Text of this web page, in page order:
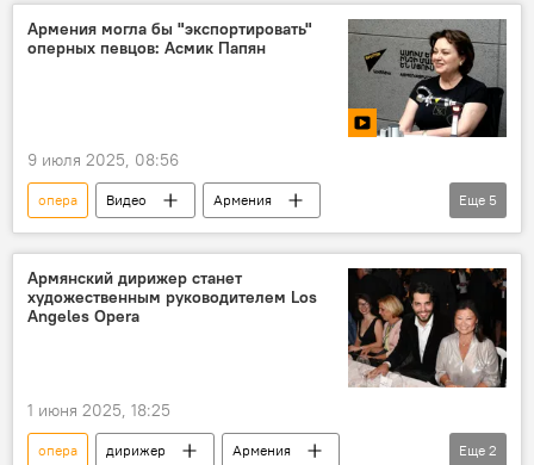
Армения могла бы "экспортировать"
оперных певцов: Асмик Папян
9 июля 2025, 08:56
опера Видео
Армения
Новости Армения
Асмик Папян
оперный театр
певец
оперная певица
Еще 5
Армянский дирижер станет
художественным руководителем Los
Angeles Opera
1 июня 2025, 18:25
опера дирижер
Армения
Еще 2